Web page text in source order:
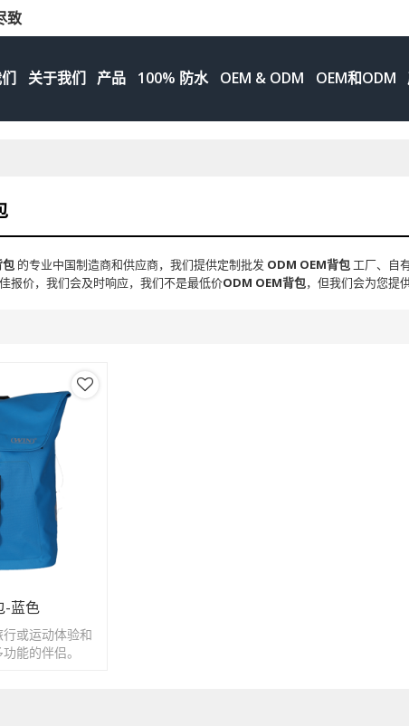
致
关于我们 产品 100% 防水 OEM & ODM OEM和ODM
的专业中国制造商和供应商，我们提供定制批发 ODM OEM背包 工厂、自
报价，我们会及时响应，我们不是最低价ODM OEM背包，但我们会为您提
-蓝色
或运动体验和
能的伴侣。